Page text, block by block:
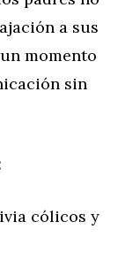
a sus
momento
sin
cólicos y